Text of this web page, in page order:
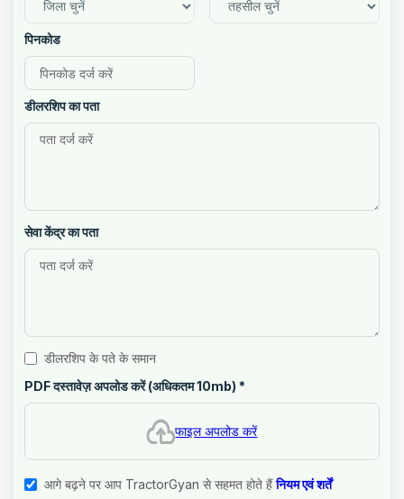
पिनकोड
डीलरशिप का पता
सेवा केंद्र का पता
डीलरशिप के पते के समान
PDF दस्तावेज़ अपलोड करें (अधिकतम 10mb) *
फाइल अपलोड करें
आगे बढ़ने पर आप TractorGyan से सहमत होते हैं नियम एवं शर्तें